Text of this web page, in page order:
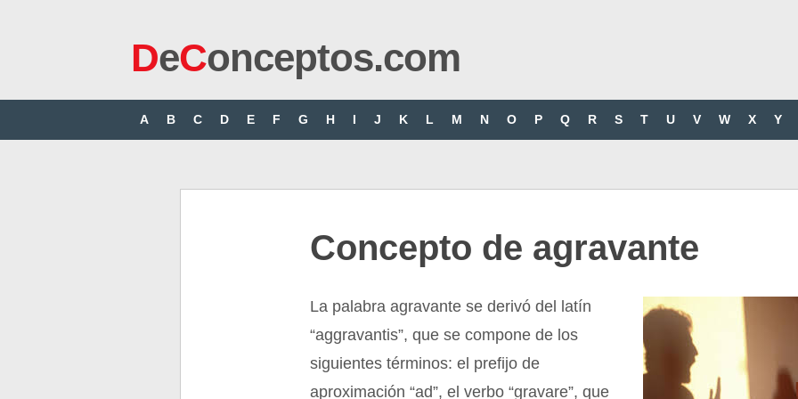
DeConceptos.com
A B C D E F G H I J K L M N O P Q R S T U V W X Y
Concepto de agravante
La palabra agravante se derivó del latín
“aggravantis”, que se compone de los
siguientes términos: el prefijo de
aproximación “ad”, el verbo “gravare”, que